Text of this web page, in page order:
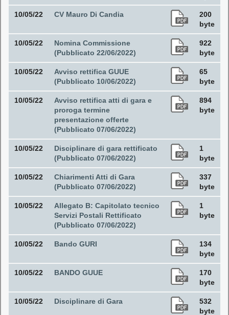
10/05/22 CV Mauro Di Candia
200
byte
10/05/22
Nomina Commissione
(Pubblicato 22/06/2022)
922
byte
10/05/22
Avviso rettifica GUUE
(Pubblicato 10/06/2022)
65
byte
10/05/22
Avviso rettifica atti di gara e
proroga termine
presentazione offerte
(Pubblicato 07/06/2022)
894
byte
10/05/22
Disciplinare di gara rettificato
(Pubblicato 07/06/2022)
1
byte
10/05/22
Chiarimenti Atti di Gara
(Pubblicato 07/06/2022)
337
byte
10/05/22
Allegato B: Capitolato tecnico
Servizi Postali Rettificato
(Pubblicato 07/06/2022)
1
byte
10/05/22 Bando GURI
134
byte
10/05/22 BANDO GUUE
170
byte
10/05/22 Disciplinare di Gara
532
byte